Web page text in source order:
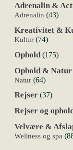
Adrenalin &
Adrenalin 4343
Kreativitet &
Kultur 7474
Ophold 175175
Ophold & Natur
Natur 6464
Rejser 3737
Rejser og
Velvære &
Wellness og spa